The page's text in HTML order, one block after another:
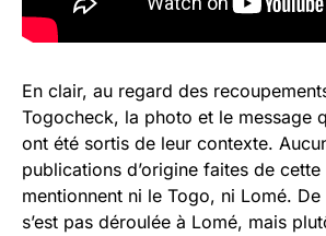
En clair, au regard des
Togocheck, la photo et le message
ont été sortis de leur contexte.
publications d’origine faites de
mentionnent ni le Togo, ni Lomé.
s’est pas déroulée à Lomé, mais